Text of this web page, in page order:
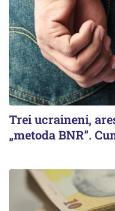
Trei ucraineni,
„metoda BNR”.